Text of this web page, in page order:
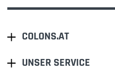
COLONS.AT
UNSER SERVICE